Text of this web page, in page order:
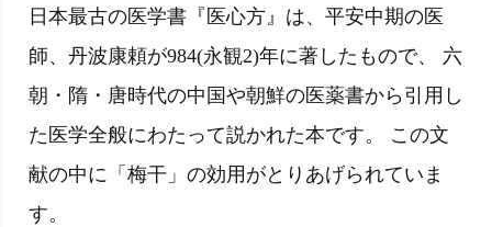
日本最古の医学書『医心方』は、平安中期の医
師、丹波康頼が984(永観2)年に著したもので、 六
朝・隋・唐時代の中国や朝鮮の医薬書から引用し
た医学全般にわたって説かれた本です。 この文
献の中に「梅干」の効用がとりあげられていま
す。